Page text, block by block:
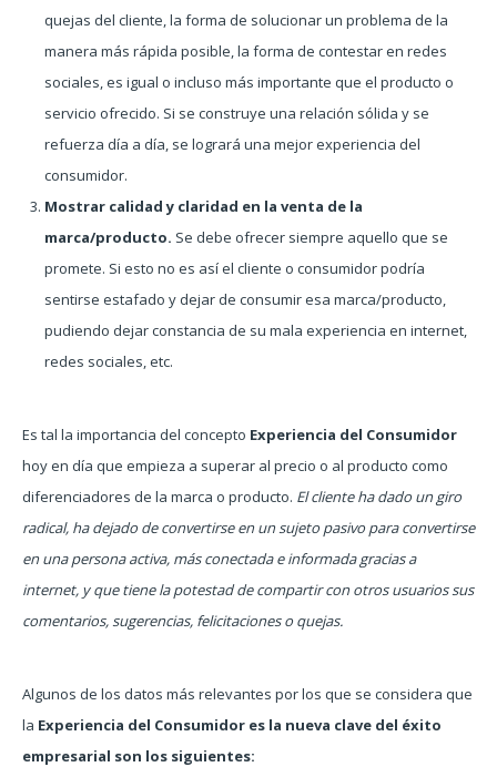
quejas del cliente, la forma de solucionar un problema de la
manera más rápida posible, la forma de contestar en redes
sociales, es igual o incluso más importante que el producto o
servicio ofrecido. Si se construye una relación sólida y se
refuerza día a día, se logrará una mejor experiencia del
consumidor.
Mostrar calidad y claridad en la venta de la
marca/producto. Se debe ofrecer siempre aquello que se
promete. Si esto no es así el cliente o consumidor podría
sentirse estafado y dejar de consumir esa marca/producto,
pudiendo dejar constancia de su mala experiencia en internet,
redes sociales, etc.
Es tal la importancia del concepto Experiencia del Consumidor
hoy en día que empieza a superar al precio o al producto como
diferenciadores de la marca o producto. El cliente ha dado un giro
radical, ha dejado de convertirse en un sujeto pasivo para convertirse
en una persona activa, más conectada e informada gracias a
internet, y que tiene la potestad de compartir con otros usuarios sus
comentarios, sugerencias, felicitaciones o quejas.
Algunos de los datos más relevantes por los que se considera que
la Experiencia del Consumidor es la nueva clave del éxito
empresarial son los siguientes: